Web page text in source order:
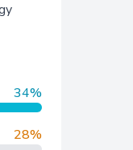
34%
28%